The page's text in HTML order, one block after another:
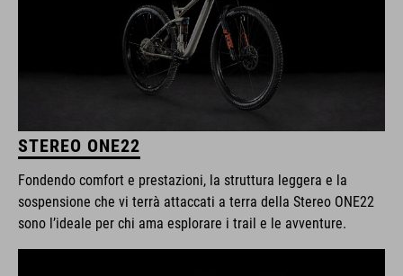
STEREO ONE22
Fondendo comfort e prestazioni, la struttura leggera e la
sospensione che vi terrà attaccati a terra della Stereo ONE22
sono l’ideale per chi ama esplorare i trail e le avventure.